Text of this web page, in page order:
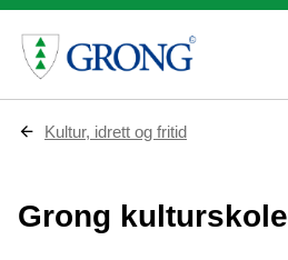
D
h
e
Kultur, idrett og fritid
Grong kulturskole